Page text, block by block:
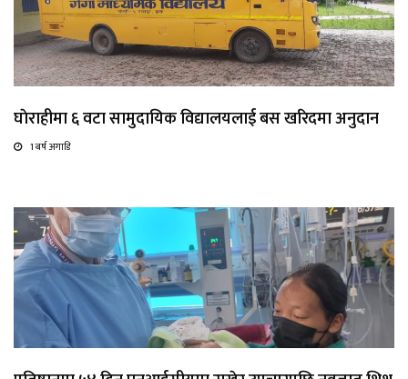
घाेराहीमा ६ वटा सामुदायिक विद्यालयलाई बस खरिदमा अनुदान
1 बर्ष अगाडि